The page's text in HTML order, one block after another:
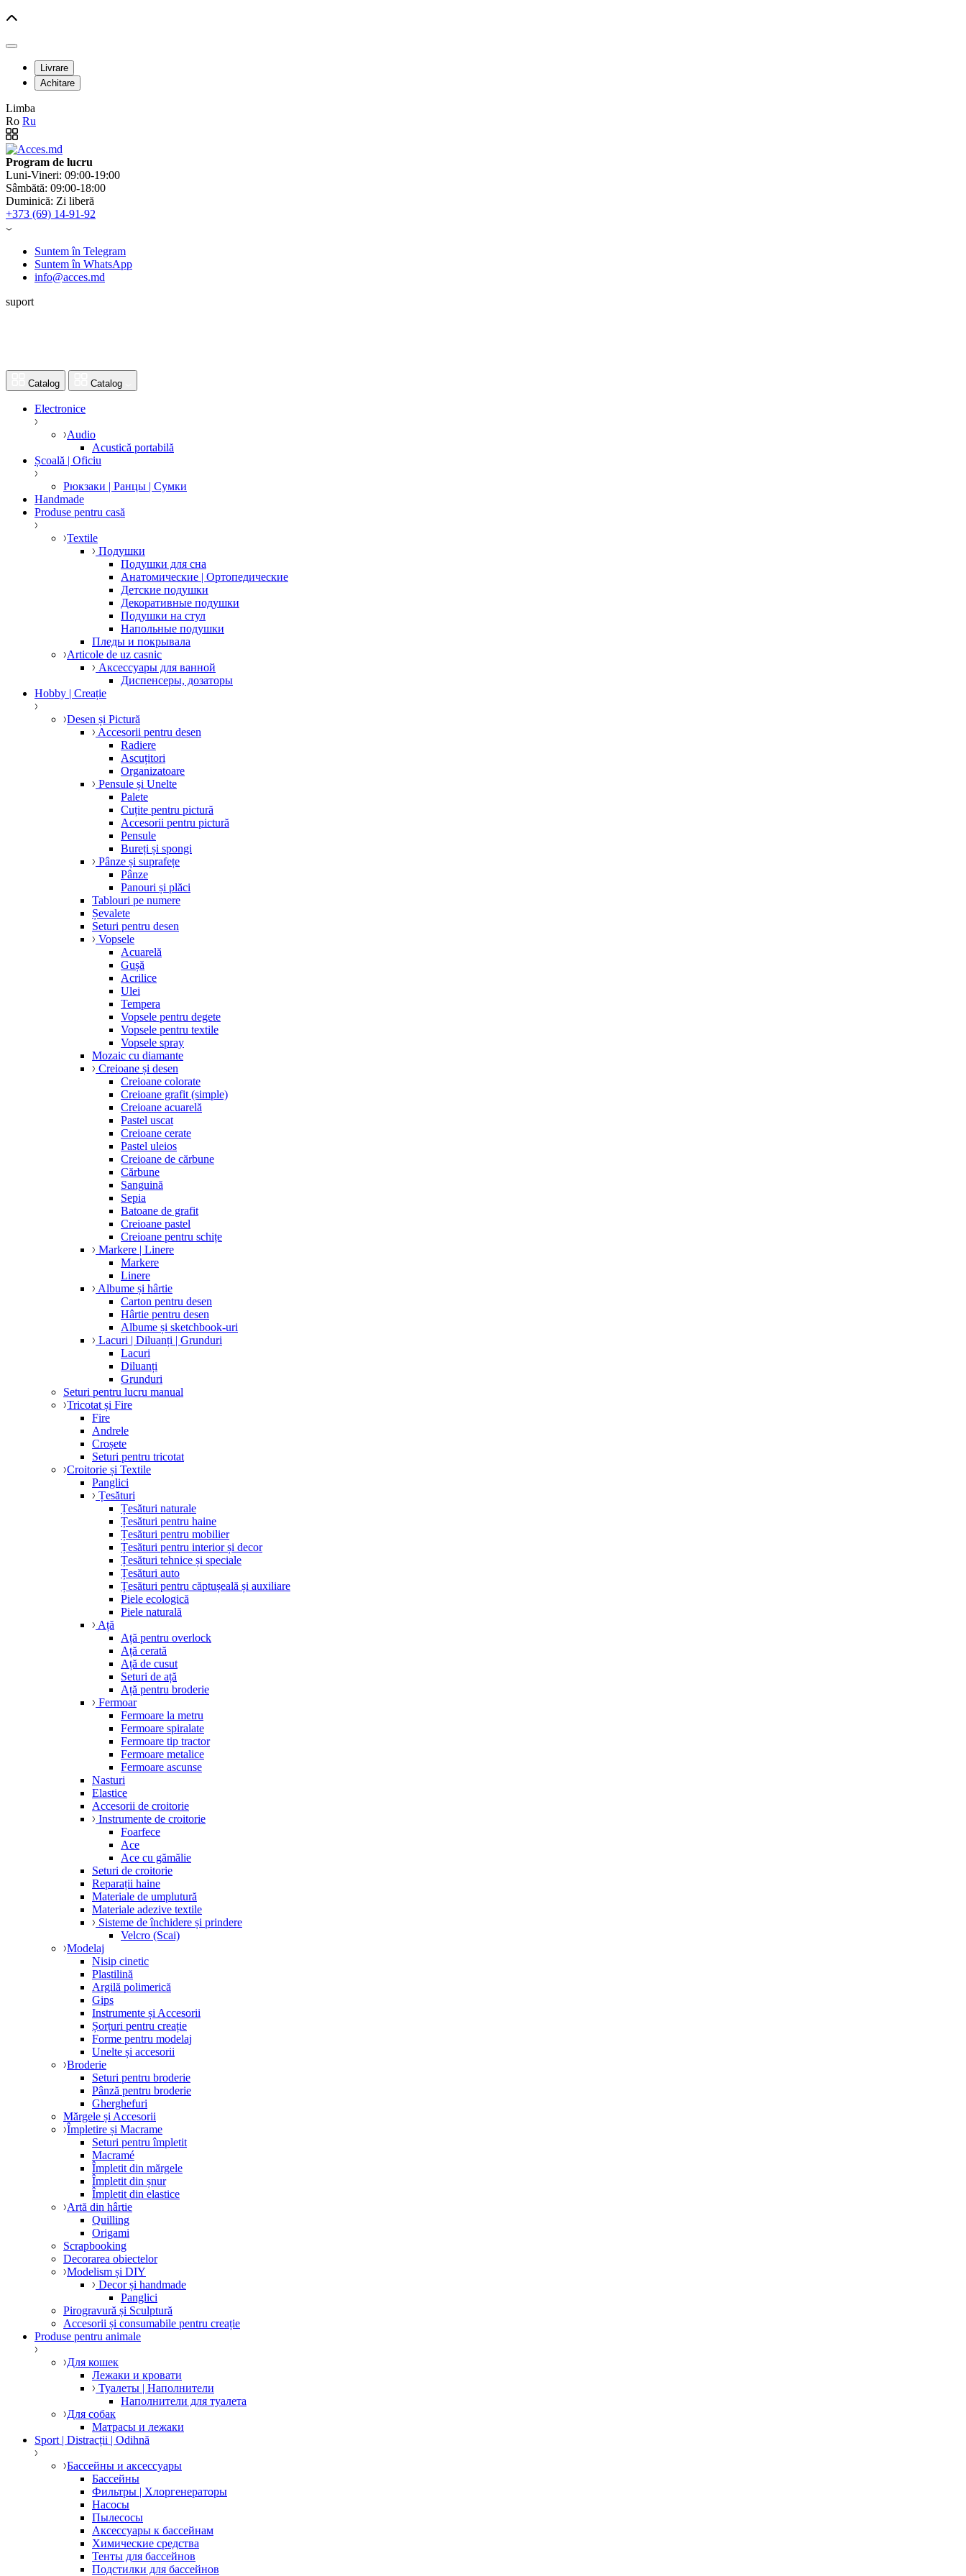
Livrare
Achitare
Limba
Ro Ru
Program de lucru
Luni-Vineri: 09:00-19:00
Sâmbătă: 09:00-18:00
Duminică: Zi liberă
+373 (69) 14-91-92
Suntem în Telegram
Suntem în WhatsApp
info@acces.md
suport
Catalog Catalog
Electronice
Audio
Acustică portabilă
Școală | Oficiu
Рюкзаки | Ранцы | Сумки
Handmade
Produse pentru casă
Textile
Подушки
Подушки для сна
Анатомические | Ортопедические
Детские подушки
Декоративные подушки
Подушки на стул
Напольные подушки
Пледы и покрывала
Articole de uz casnic
Аксессуары для ванной
Диспенсеры, дозаторы
Hobby | Creație
Desen și Pictură
Accesorii pentru desen
Radiere
Ascuțitori
Organizatoare
Pensule și Unelte
Palete
Cuțite pentru pictură
Accesorii pentru pictură
Pensule
Bureți și spongi
Pânze și suprafețe
Pânze
Panouri și plăci
Tablouri pe numere
Șevalete
Seturi pentru desen
Vopsele
Acuarelă
Gușă
Acrilice
Ulei
Tempera
Vopsele pentru degete
Vopsele pentru textile
Vopsele spray
Mozaic cu diamante
Creioane și desen
Creioane colorate
Creioane grafit (simple)
Creioane acuarelă
Pastel uscat
Creioane cerate
Pastel uleios
Creioane de cărbune
Cărbune
Sanguină
Sepia
Batoane de grafit
Creioane pastel
Creioane pentru schițe
Markere | Linere
Markere
Linere
Albume și hârtie
Carton pentru desen
Hârtie pentru desen
Albume și sketchbook-uri
Lacuri | Diluanți | Grunduri
Lacuri
Diluanți
Grunduri
Seturi pentru lucru manual
Tricotat și Fire
Fire
Andrele
Croșete
Seturi pentru tricotat
Croitorie și Textile
Panglici
Țesături
Țesături naturale
Țesături pentru haine
Țesături pentru mobilier
Țesături pentru interior și decor
Țesături tehnice și speciale
Țesături auto
Țesături pentru căptușeală și auxiliare
Piele ecologică
Piele naturală
Ață
Ață pentru overlock
Ață cerată
Ață de cusut
Seturi de ață
Ață pentru broderie
Fermoar
Fermoare la metru
Fermoare spiralate
Fermoare tip tractor
Fermoare metalice
Fermoare ascunse
Nasturi
Elastice
Accesorii de croitorie
Instrumente de croitorie
Foarfece
Ace
Ace cu gămălie
Seturi de croitorie
Reparații haine
Materiale de umplutură
Materiale adezive textile
Sisteme de închidere și prindere
Velcro (Scai)
Modelaj
Nisip cinetic
Plastilină
Argilă polimerică
Gips
Instrumente și Accesorii
Șorțuri pentru creație
Forme pentru modelaj
Unelte și accesorii
Broderie
Seturi pentru broderie
Pânză pentru broderie
Gherghefuri
Mărgele și Accesorii
Împletire și Macrame
Seturi pentru împletit
Macramé
Împletit din mărgele
Împletit din șnur
Împletit din elastice
Artă din hârtie
Quilling
Origami
Scrapbooking
Decorarea obiectelor
Modelism și DIY
Decor și handmade
Panglici
Pirogravură și Sculptură
Accesorii și consumabile pentru creație
Produse pentru animale
Для кошек
Лежаки и кровати
Туалеты | Наполнители
Наполнители для туалета
Для собак
Матрасы и лежаки
Sport | Distracții | Odihnă
Бассейны и аксессуары
Бассейны
Фильтры | Хлоргенераторы
Насосы
Пылесосы
Аксессуары к бассейнам
Химические средства
Тенты для бассейнов
Подстилки для бассейнов